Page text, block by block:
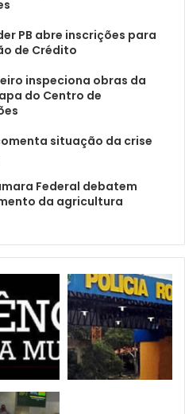
PB abre inscrições para
de Crédito
inspeciona obras da
do Centro de
situação da crise
Federal debatem
da agricultura